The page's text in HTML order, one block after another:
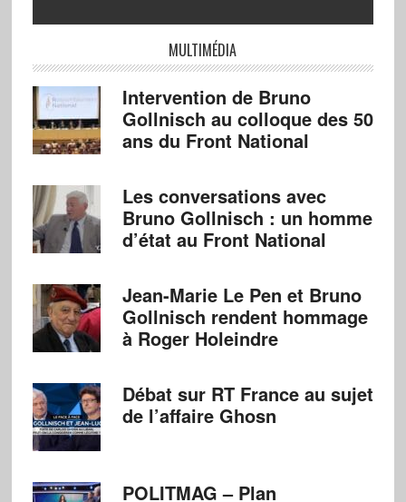
MULTIMÉDIA
Intervention de Bruno
Gollnisch au colloque des 50
ans du Front National
Les conversations avec
Bruno Gollnisch : un homme
d’état au Front National
Jean-Marie Le Pen et Bruno
Gollnisch rendent hommage
à Roger Holeindre
Débat sur RT France au sujet
de l’affaire Ghosn
POLITMAG – Plan